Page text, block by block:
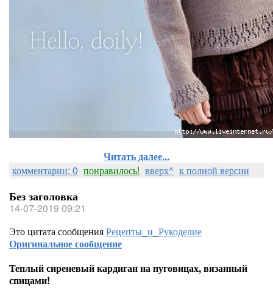
Читать далее...
комментарии: 0 понравилось! вверх^ к полной версии
Без заголовка
14-07-2019 09:21
Это цитата сообщенияРецепты_и_Рукоделие
Оригинальное сообщение
Теплый сиреневый кардиган на пуговицах, вязанный
спицами!